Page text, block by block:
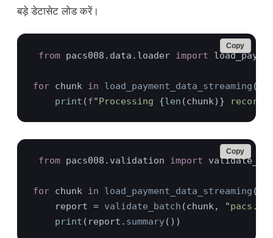
बड़े डेटासेट लोड करें।
from pacs008.data.loader import
for chunk in load_payment_data_streaming ("
print (f"Processing {len (chunk)} records
Copy
from pacs008.validation import
for chunk in load_payment_data_streaming ("
    report =
validate_batch (chunk, "
print (report. summary
Copy